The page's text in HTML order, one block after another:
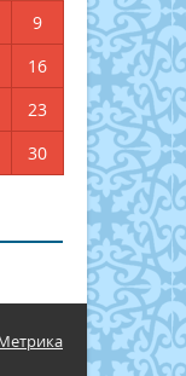
9
16
23
30